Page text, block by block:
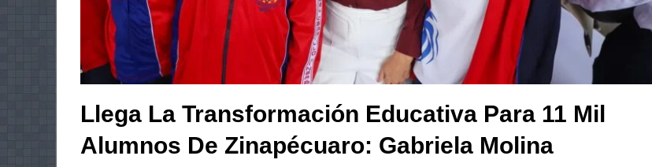
Llega La Transformación Educativa Para 11 Mil
Alumnos De Zinapécuaro: Gabriela Molina